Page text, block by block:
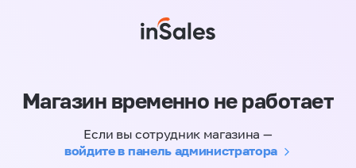
Магазин временно не работает
Если вы сотрудник магазина —
войдите в панель администратора